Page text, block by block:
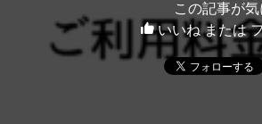
この記事が
いいね または